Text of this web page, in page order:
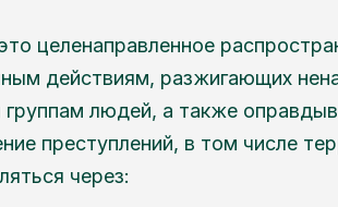
целенаправленное
действиям, разжигающих
людей, а также
преступлений, в том числе
через: